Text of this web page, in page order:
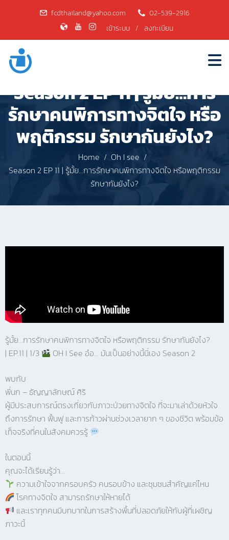
fcdthailand@yahoo.com
02-539-2916
เข้าระบบ / ลงทะเบียน
Season 2 EP 11 | รู้มั้ย…การ
รักษาคนพิการทางจิตใจ หรือ
พฤติกรรม รักษากันยังไง?
Home
Oh I see
Season 2 EP 11 | รู้มั้ย…การรักษาคนพิการทางจิตใจ หรือพฤติกรรม
รักษากันยังไง?
รู้มั้ย…การรักษาคนพิการทางจิตใจ หรือพฤติกรรม รักษากันยังไง?
| EP.11 | 1/3
OH I See อ๋อ… มันเป็นอย่างนี้นี่เอง Season 2
พบกับ
พี่นก – ธัญญาลักษณ์ ศิริ
ผู้มีประสบการณ์ตรงเกี่ยวกับภาวะป่วยทางจิตใจ ที่จะมาเล่าด้วยหัวใจ
ถึงการรักษา ฟื้นฟู และการก้าวผ่านช่วงเวลายาก ๆ ของชีวิต พร้อมข้อ
เท็จจริงที่คนในสังคมควรรู้
ในตอนนี้
คุณจะได้เรียนรู้ว่า…
ความเข้าใจจากครอบครัว คนรอบข้าง และชุมชนสำคัญแค่ไหน
โรคทางจิตใจ สามารถรักษาให้หายได้
และเราทุกคนมีบทบาทในการสร้างพื้นที่ปลอดภัยให้กับผู้ที่เผชิญ
ภาวะนี้